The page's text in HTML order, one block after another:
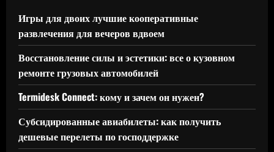
Игры для двоих лучшие кооперативные
развлечения для вечеров вдвоем
Восстановление силы и эстетики: все о кузовном
ремонте грузовых автомобилей
Termidesk Connect: кому и зачем он нужен?
Субсидированные авиабилеты: как получить
дешевые перелеты по господдержке